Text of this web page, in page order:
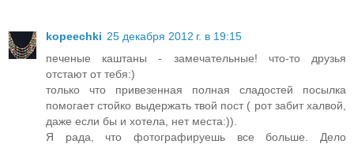
kopeechki 25 декабря 2012 г. в 19:15
печеные каштаны - замечательные! что-то друзья
отстают от тебя:)
только что привезенная полная сладостей посылка
помогает стойко выдержать твой пост ( рот забит халвой,
даже если бы и хотела, нет места:)).
Я рада, что фотографируешь все больше. Дело